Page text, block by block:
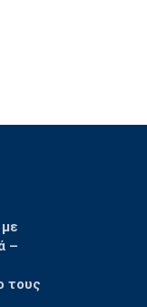
–
τους